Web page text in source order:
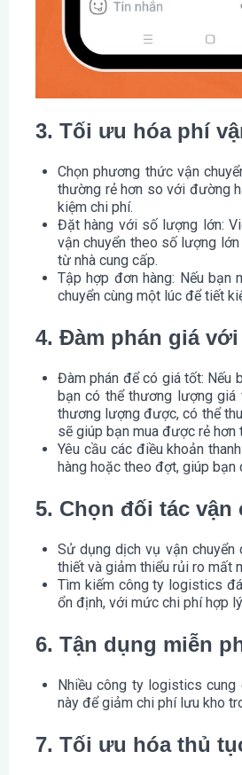
3. Tối ưu hóa phí
Chọn phương thức vận
thường rẻ hơn so với đường
kiệm chi phí.
Đặt hàng với số lượng lớn:
vận chuyển theo số lượng
từ nhà cung cấp.
Tập hợp đơn hàng: Nếu bạn
chuyển cùng một lúc để tiết
4. Đàm phán giá
Đàm phán để có giá tốt: Nếu
bạn có thể thương lượng
thương lượng được, có thể
sẽ giúp bạn mua được rẻ hơn
Yêu cầu các điều khoản
hàng hoặc theo đợt, giúp bạn
5. Chọn đối tác
Sử dụng dịch vụ vận chuyển
thiết và giảm thiểu rủi ro mất
Tìm kiếm công ty logistics
ổn định, với mức chi phí hợp
6. Tận dụng miễn
Nhiều công ty logistics cung
này để giảm chi phí lưu kho
7. Tối ưu hóa thủ